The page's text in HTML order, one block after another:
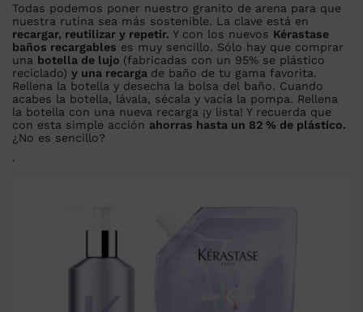
Todas podemos poner nuestro granito de arena para que
nuestra rutina sea más sostenible. La clave está en
recargar, reutilizar y repetir. Y con los nuevos Kérastase
baños recargables es muy sencillo. Sólo hay que comprar
una botella de lujo (fabricadas con un 95% se plástico
reciclado) y una recarga de baño de tu gama favorita.
Rellena la botella y desecha la bolsa del baño. Cuando
acabes la botella, lávala, sécala y vacía la pompa. Rellena
la botella con una nueva recarga ¡y lista! Y recuerda que
con esta simple acción ahorras hasta un 82 % de plástico.
¿No es sencillo?
.